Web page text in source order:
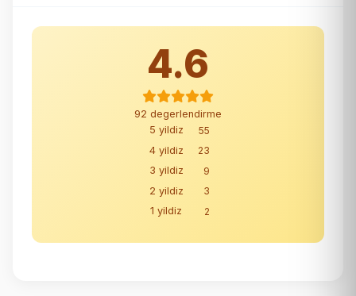
4.6
92 degerlendirme
5 yildiz
55
4 yildiz
23
3 yildiz
9
2 yildiz
3
1 yildiz
2